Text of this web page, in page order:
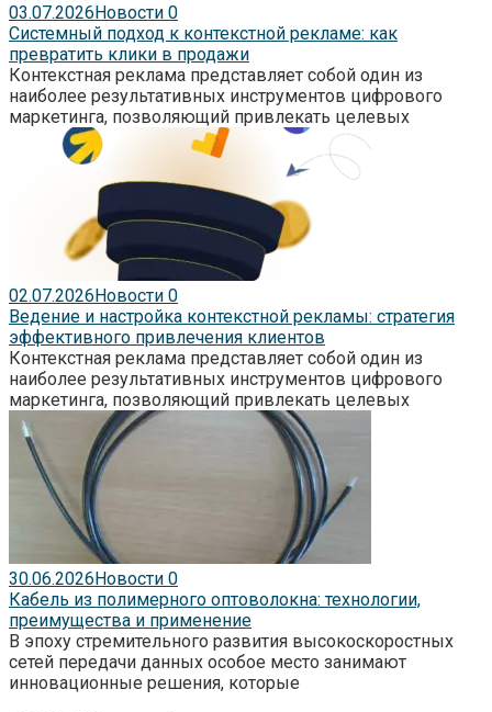
03.07.2026Новости 0
Системный подход к контекстной рекламе: как
превратить клики в продажи
Контекстная реклама представляет собой один из
наиболее результативных инструментов цифрового
маркетинга, позволяющий привлекать целевых
02.07.2026Новости 0
Ведение и настройка контекстной рекламы: стратегия
эффективного привлечения клиентов
Контекстная реклама представляет собой один из
наиболее результативных инструментов цифрового
маркетинга, позволяющий привлекать целевых
30.06.2026Новости 0
Кабель из полимерного оптоволокна: технологии,
преимущества и применение
В эпоху стремительного развития высокоскоростных
сетей передачи данных особое место занимают
инновационные решения, которые